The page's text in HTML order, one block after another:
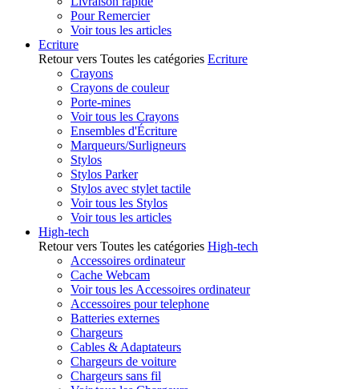
Pour Remercier
Voir tous les articles
Ecriture
Retour vers Toutes les catégories Ecriture
Crayons
Crayons de couleur
Porte-mines
Voir tous les Crayons
Ensembles d'Écriture
Marqueurs/Surligneurs
Stylos
Stylos Parker
Stylos avec stylet tactile
Voir tous les Stylos
Voir tous les articles
High-tech
Retour vers Toutes les catégories High-tech
Accessoires ordinateur
Cache Webcam
Voir tous les Accessoires ordinateur
Accessoires pour telephone
Batteries externes
Chargeurs
Cables & Adaptateurs
Chargeurs de voiture
Chargeurs sans fil